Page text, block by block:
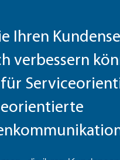
Ihren
verbessern
für